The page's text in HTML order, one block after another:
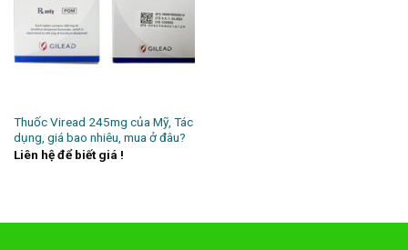
Thuốc Viread 245mg của Mỹ, Tác
dụng, giá bao nhiêu, mua ở đâu?
Liên hệ để biết giá !